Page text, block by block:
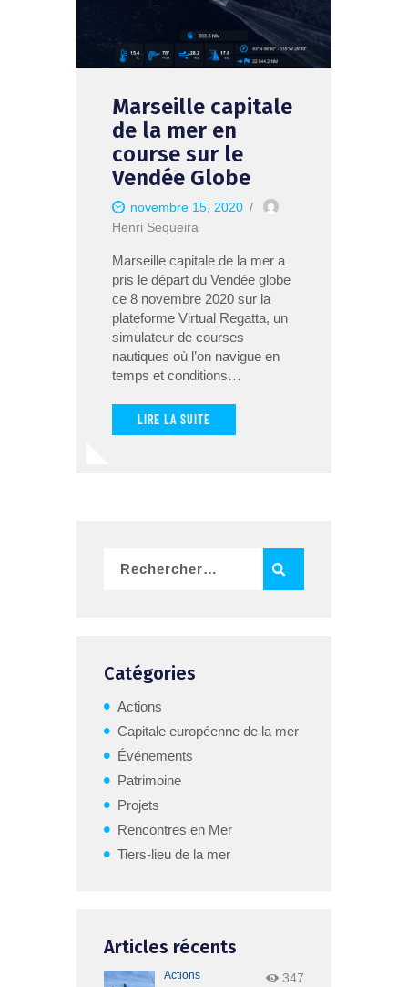
Marseille capitale
de la mer en
course sur le
Vendée Globe
novembre 15, 2020
Henri Sequeira
Marseille capitale de la mer a
pris le départ du Vendée globe
ce 8 novembre 2020 sur la
plateforme Virtual Regatta, un
simulateur de courses
nautiques où l’on navigue en
temps et conditions…
LIRE LA SUITE
Catégories
Actions
Capitale européenne de la mer
Événements
Patrimoine
Projets
Rencontres en Mer
Tiers-lieu de la mer
Articles récents
Actions 347